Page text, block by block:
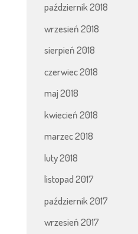
październik 2018
wrzesień 2018
sierpień 2018
czerwiec 2018
maj 2018
kwiecień 2018
marzec 2018
luty 2018
listopad 2017
październik 2017
wrzesień 2017